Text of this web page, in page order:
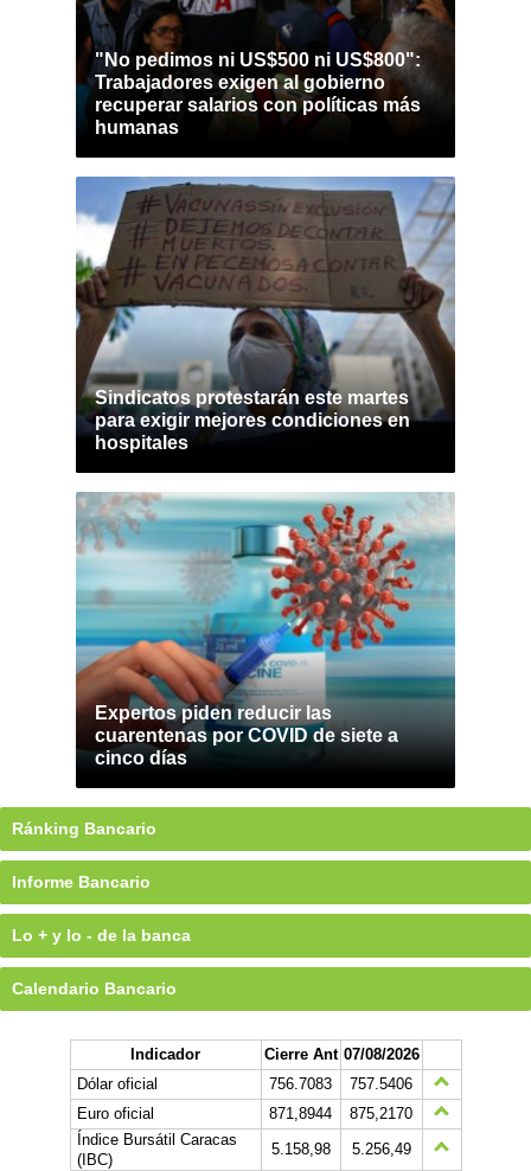
"No pedimos ni US$500 ni US$800":
Trabajadores exigen al gobierno
recuperar salarios con políticas más
humanas
Sindicatos protestarán este martes
para exigir mejores condiciones en
hospitales
Expertos piden reducir las
cuarentenas por COVID de siete a
cinco días
Ránking Bancario
Informe Bancario
Lo + y lo - de la banca
Calendario Bancario
Indicador Cierre Ant 07/08/2026
Dólar oficial
756.7083
757.5406
Euro oficial
871,8944
875,2170
Índice Bursátil Caracas
(IBC)
5.158,98
5.256,49